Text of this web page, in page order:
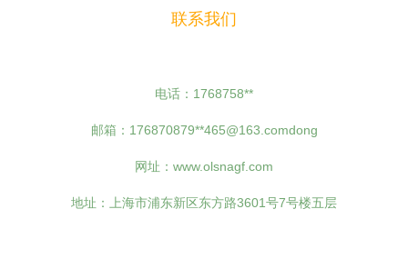
联系我们
电话：1768758**
邮箱：176870879**465@163.comdong
网址： www.olsnagf.com
地址：上海市浦东新区东方路3601号7号楼五层